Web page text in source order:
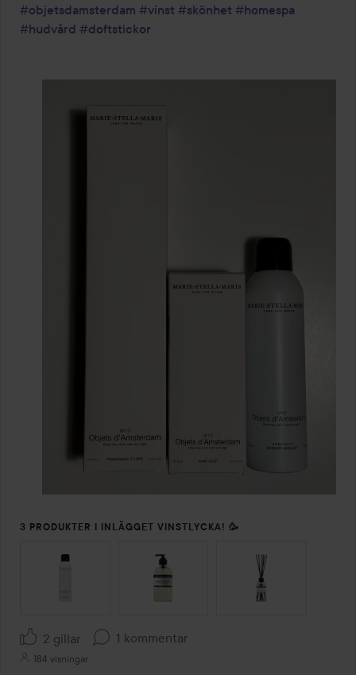
#objetsdamsterdam #vinst #skönhet #homespa
#hudvård #doftstickor
3 PRODUKTER I INLÄGGET VINSTLYCKA! 🥳
HOPPA ÖVER SEKTIONEN
2 gillar 1 kommentar
184 visningar